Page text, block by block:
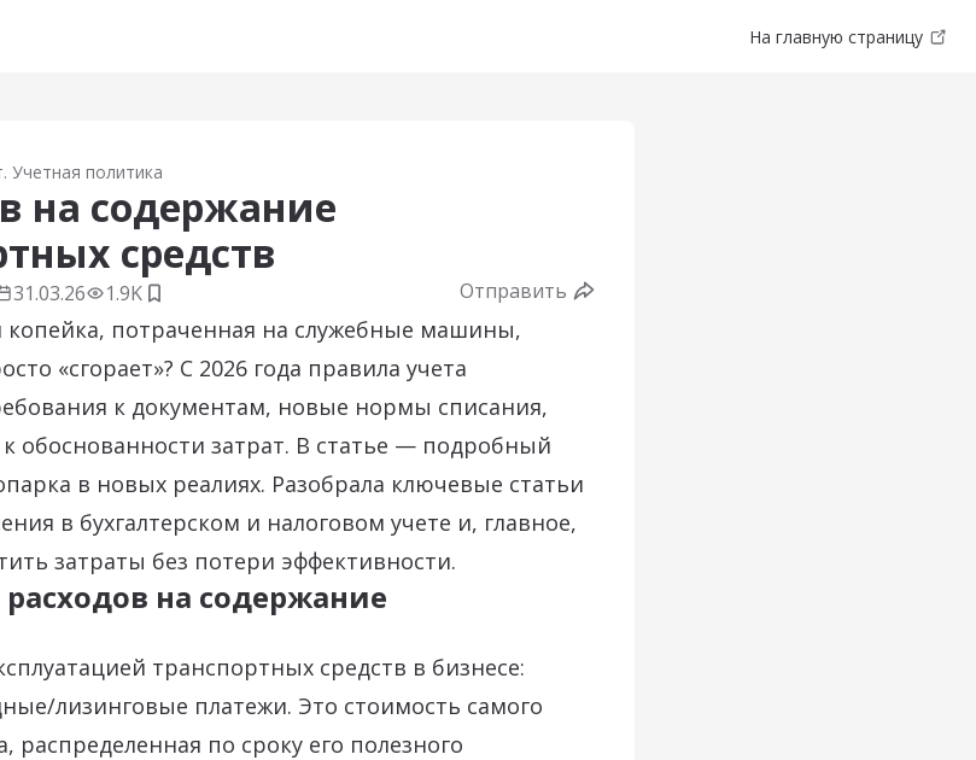
На главную страницу
Учетная политика
на содержание
средств
31.03.26 1.9K Добавить в закладки
Отправить
потраченная на служебные машины,
«сгорает»? С 2026 года правила учета
к документам, новые нормы списания,
обоснованности затрат. В статье — подробный
в новых реалиях. Разобрала ключевые статьи
в бухгалтерском и налоговом учете и, главное,
затраты без потери эффективности.
на содержание
транспортных средств в бизнесе:
лизинговые платежи. Это стоимость самого
распределенная по сроку его полезного